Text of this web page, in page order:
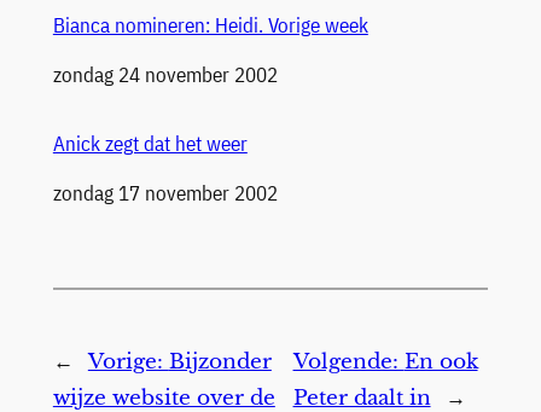
Bianca nomineren: Heidi. Vorige week
Datum
zondag 24 november 2002
Anick zegt dat het weer
Datum
zondag 17 november 2002
← Vorige: Bijzonder
wijze website over de
Volgende: En ook
Peter daalt in
→